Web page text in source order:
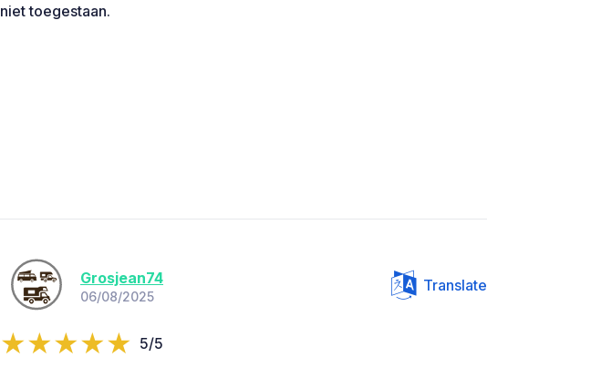
niet toegestaan.
Grosjean74
06/08/2025
Translate
5/5